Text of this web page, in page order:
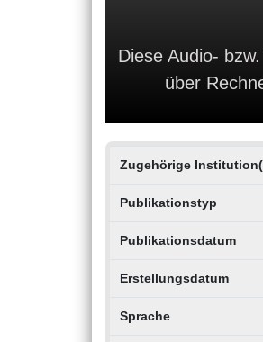
Diese Audio-
über
Zugehörige
Publikationstyp
Publikationsdatum
Erstellungsdatum
Sprache